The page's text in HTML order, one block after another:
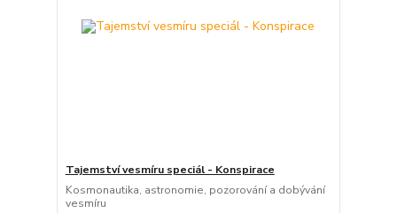
Tajemství vesmíru speciál - Konspirace
Kosmonautika, astronomie, pozorování a dobývání
vesmíru